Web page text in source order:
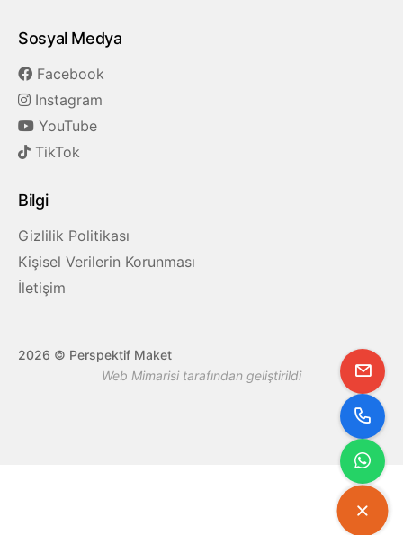
Sosyal Medya
Facebook
Instagram
YouTube
TikTok
Bilgi
Gizlilik Politikası
Kişisel Verilerin Korunması
İletişim
2026 © Perspektif Maket
Web Mimarisi tarafından geliştirildi